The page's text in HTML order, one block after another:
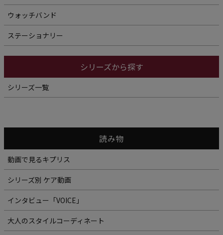
ウォッチバンド
ステーショナリー
シリーズから探す
シリーズ一覧
読み物
動画で見るキプリス
シリーズ別 ケア動画
インタビュー「VOICE」
大人のスタイルコーディネート